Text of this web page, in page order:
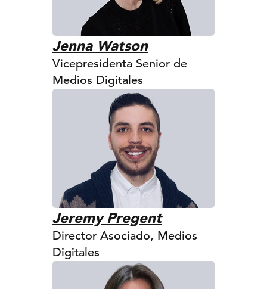
Jenna Watson
Vicepresidenta Senior de
Medios Digitales
Jeremy Pregent
Director Asociado, Medios
Digitales